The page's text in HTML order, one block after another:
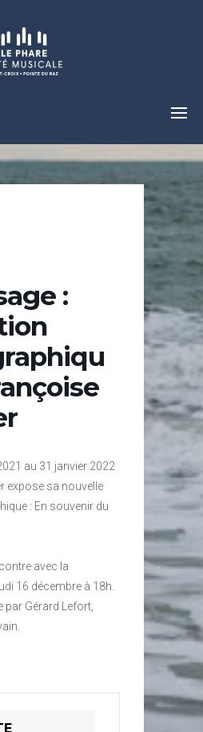
:
au 31 janvier 2022
expose sa nouvelle
: En souvenir du
avec la
16 décembre à 18h.
par Gérard Lefort,